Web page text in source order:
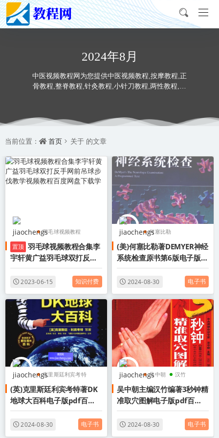
2024年8月
中医视频教程网为您提供中医视频教程,按摩教程,正
骨教程,整脊教程,针灸教程,小针刀教程,两性教程,推
当前位置： 首页 关于 的文章
羽毛球视频教程
羽毛球教程
李宇轩羽毛球教程
置顶 羽毛球视频教程合集李
宇轩黄广益羽毛球双打反手
网前吊球步伐教学视频教程
百度网盘下载学
2023-06-15 知识付费
何塞比勒
DEMYER神经系统检查
原书第6版
DEMYER神经系统检查
(美)何塞比勒著DEMYER神经
系统检查原书第6版电子版
pdf百度网盘下载学习
2024-08-30 电子书
克里斯廷利宾考特
DK地球大百科
DK地球大百科电子版
(英)克里斯廷利宾考特著DK
地球大百科电子版pdf百度
网盘下载学习
2024-08-30 电子书
吴中朝 汉竹
3秒钟精准取穴图解
吴中朝主编汉竹编著3秒钟精
准取穴图解电子版pdf百度
网盘下载学习
2024-08-30 电子书